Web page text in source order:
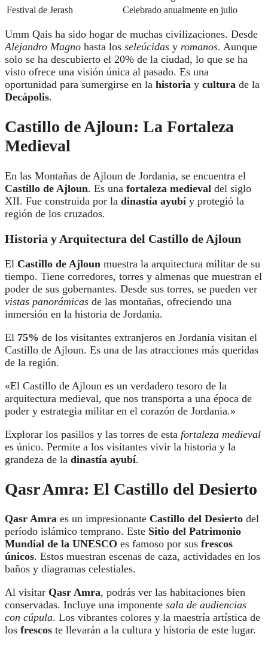
Festival de Jerash
Celebrado anualmente en julio
Umm Qais ha sido hogar de muchas civilizaciones. Desde
Alejandro Magno hasta los seleúcidas y romanos. Aunque
solo se ha descubierto el 20% de la ciudad, lo que se ha
visto ofrece una visión única al pasado. Es una
oportunidad para sumergirse en la historia y cultura de la
Decápolis.
Castillo de Ajloun: La Fortaleza
Medieval
En las Montañas de Ajloun de Jordania, se encuentra el
Castillo de Ajloun. Es una fortaleza medieval del siglo
XII. Fue construida por la dinastía ayubí y protegió la
región de los cruzados.
Historia y Arquitectura del Castillo de Ajloun
El Castillo de Ajloun muestra la arquitectura militar de su
tiempo. Tiene corredores, torres y almenas que muestran el
poder de sus gobernantes. Desde sus torres, se pueden ver
vistas panorámicas de las montañas, ofreciendo una
inmersión en la historia de Jordania.
El 75% de los visitantes extranjeros en Jordania visitan el
Castillo de Ajloun. Es una de las atracciones más queridas
de la región.
«El Castillo de Ajloun es un verdadero tesoro de la
arquitectura medieval, que nos transporta a una época de
poder y estrategia militar en el corazón de Jordania.»
Explorar los pasillos y las torres de esta fortaleza medieval
es único. Permite a los visitantes vivir la historia y la
grandeza de la dinastía ayubí.
Qasr Amra: El Castillo del Desierto
Qasr Amra es un impresionante Castillo del Desierto del
período islámico temprano. Este Sitio del Patrimonio
Mundial de la UNESCO es famoso por sus frescos
únicos. Estos muestran escenas de caza, actividades en los
baños y diagramas celestiales.
Al visitar Qasr Amra, podrás ver las habitaciones bien
conservadas. Incluye una imponente sala de audiencias
con cúpula. Los vibrantes colores y la maestría artística de
los frescos te llevarán a la cultura y historia de este lugar.